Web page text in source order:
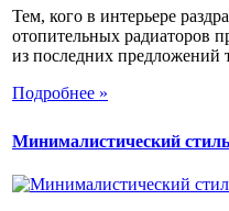
Тем, кого в интерьере
отопительных радиаторов
из последних предложений
Подробнее »
Минималистический